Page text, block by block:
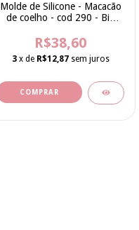
Molde de Silicone - Macacão
de coelho - cod 290 - Bia
R$38,60
3 x de R$12,87 sem juros